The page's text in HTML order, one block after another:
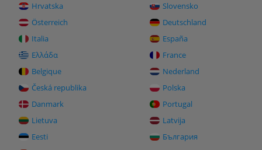
Hrvatska
Slovensko
Österreich
Deutschland
Italia
España
Ελλάδα
France
Belgique
Nederland
Česká republika
Polska
Danmark
Portugal
Lietuva
Latvija
Eesti
България